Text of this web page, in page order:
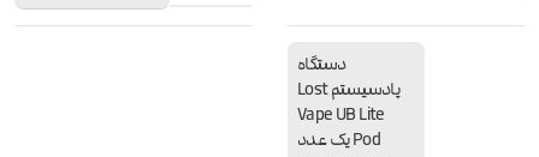
دستگاه
پادسیستم Lost
Vape UB Lite
Pod یک عدد